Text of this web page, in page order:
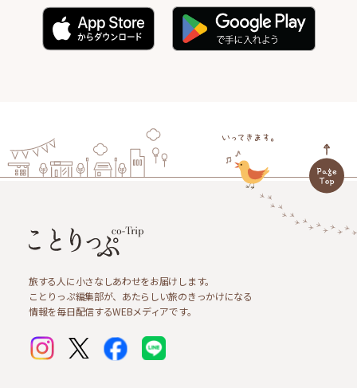
旅する人に小さなしあわせをお届けします。
ことりっぷ編集部が、あたらしい旅のきっかけになる
情報を毎日配信するWEBメディアです。